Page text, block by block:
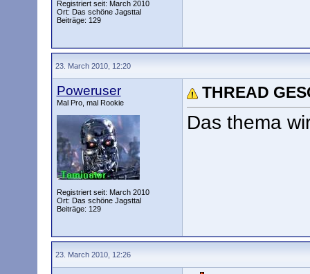
Registriert seit: March 2010
Ort: Das schöne Jagsttal
Beiträge: 129
23. March 2010, 12:20
Poweruser
Mal Pro, mal Rookie
Registriert seit: March 2010
Ort: Das schöne Jagsttal
Beiträge: 129
THREAD
Das thema
23. March 2010, 12:26